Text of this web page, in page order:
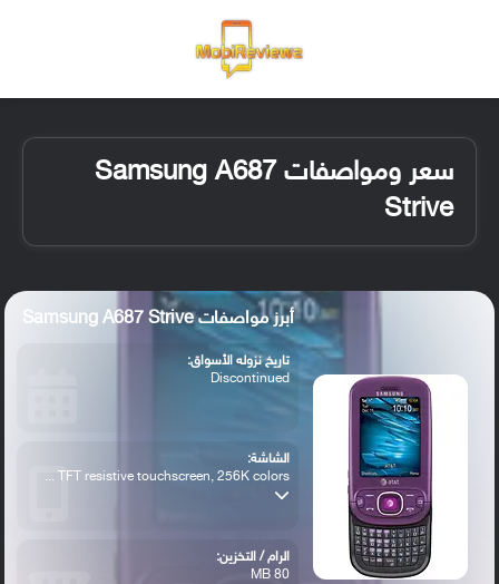
سعر ومواصفات Samsung A687
Strive
أبرز مواصفات Samsung A687 Strive
تاريخ نزوله الأسواق:
Discontinued
الشاشة:
TFT resistive touchscreen, 256K colors ...
الرام / التخزين:
80 MB